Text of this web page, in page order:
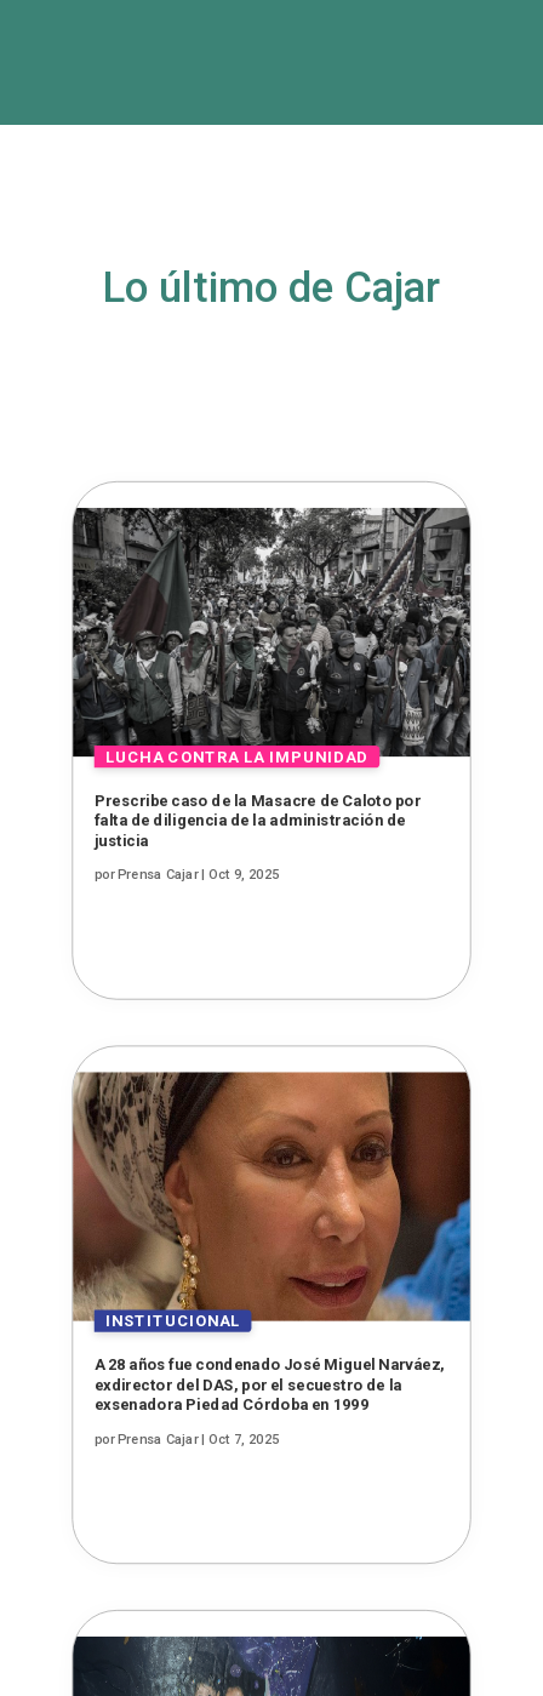
Lo último de Cajar
Prescribe caso de la Masacre de Caloto por
falta de diligencia de la administración de
justicia
porPrensa Cajar| Oct 9, 2025
A 28 años fue condenado José Miguel Narváez,
exdirector del DAS, por el secuestro de la
exsenadora Piedad Córdoba en 1999
porPrensa Cajar| Oct 7, 2025